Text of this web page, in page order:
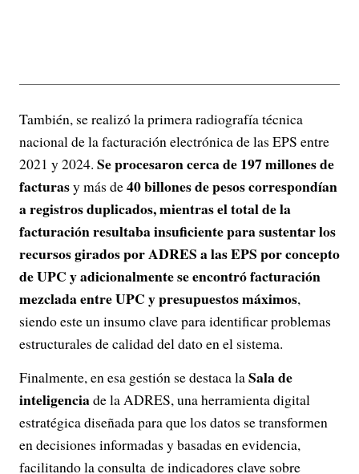
También, se realizó la primera radiografía técnica
nacional de la facturación electrónica de las EPS entre
2021 y 2024. Se procesaron cerca de 197 millones de
facturasy más de40 billones de pesos correspondían
a registros duplicados, mientras el total de la
facturación resultaba insuficiente para sustentar los
recursos girados por ADRES a las EPS por concepto
de UPC y adicionalmente se encontró facturación
mezclada entre UPC y presupuestos máximos,
siendo este un insumo clave para identificar problemas
estructurales de calidad del dato en el sistema.
Finalmente, en esa gestión se destaca laSala de
inteligenciade la ADRES, una herramienta digital
estratégica diseñada para que los datos se transformen
en decisiones informadas y basadas en evidencia,
facilitando la consulta de indicadores clave sobre